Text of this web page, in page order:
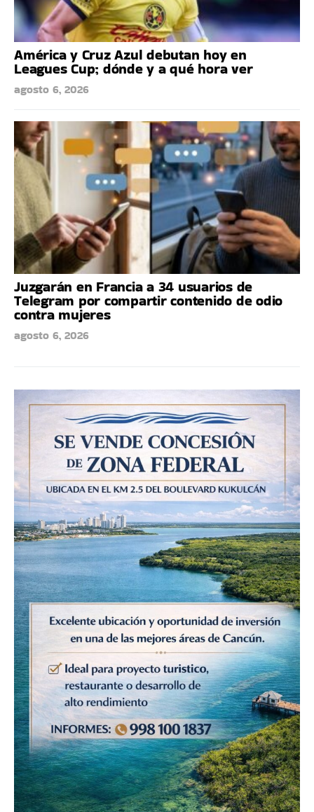
América y Cruz Azul debutan hoy en
Leagues Cup; dónde y a qué hora ver
agosto 6, 2026
Juzgarán en Francia a 34 usuarios de
Telegram por compartir contenido de odio
contra mujeres
agosto 6, 2026